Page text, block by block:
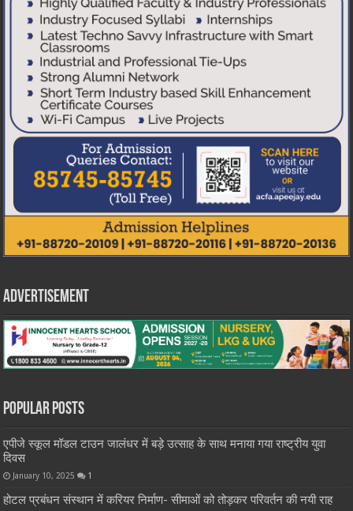
Advertisement
Popular Posts
एपीजे स्कूल मॉडल टाउन जालंधर में बड़े उत्साह के साथ मनाया गया राष्ट्रीय युवा
दिवस
January 10, 2025 1
होटल प्रबंधन संस्थान में करियर निर्माण- सीमाओं को तोड़कर परिवर्तन की नयी राह